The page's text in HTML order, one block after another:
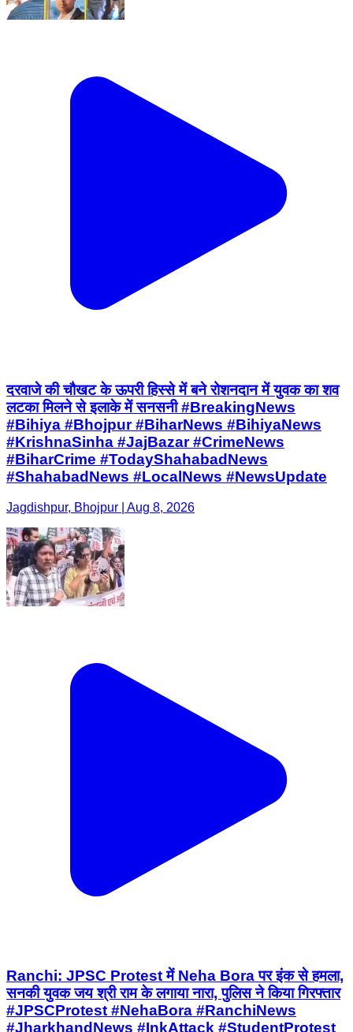
दरवाजे की चौखट के ऊपरी हिस्से में बने रोशनदान में युवक का शव
लटका मिलने से इलाके में सनसनी #BreakingNews
#Bihiya #Bhojpur #BiharNews #BihiyaNews
#KrishnaSinha #JajBazar #CrimeNews
#BiharCrime #TodayShahabadNews
#ShahabadNews #LocalNews #NewsUpdate
Jagdishpur, Bhojpur | Aug 8, 2026
Ranchi: JPSC Protest में Neha Bora पर इंक से हमला,
सनकी युवक जय श्री राम के लगाया नारा, पुलिस ने किया गिरफ्तार
#JPSCProtest #NehaBora #RanchiNews
#JharkhandNews #InkAttack #StudentProtest